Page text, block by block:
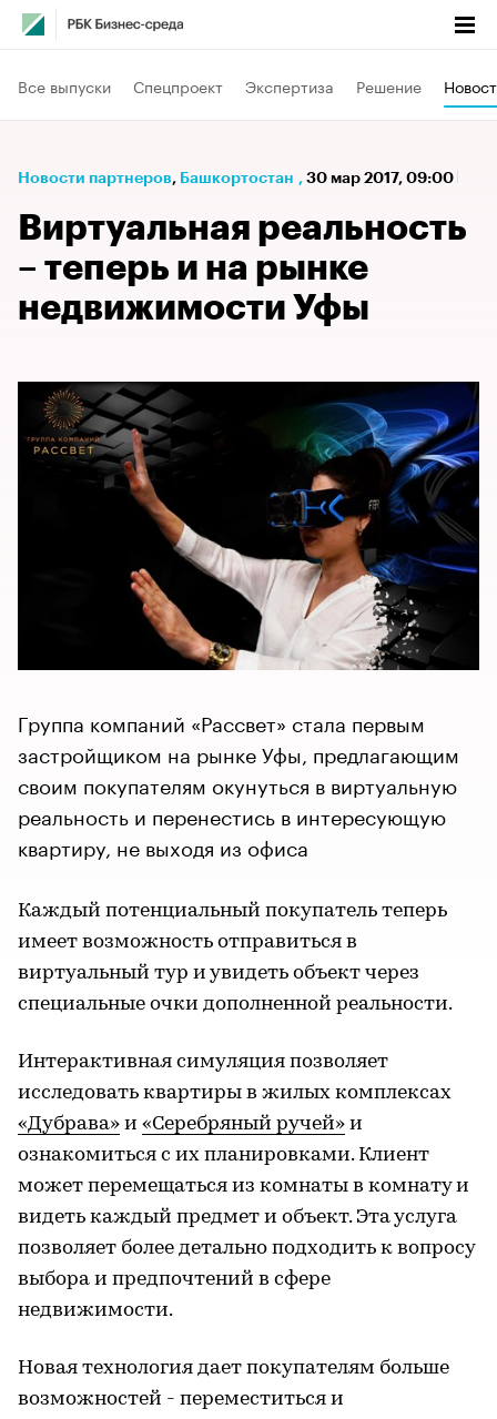
Все выпуски Спецпроект Экспертиза Решение
Новости партнеров⁠, Башкортостан , 30 мар 2017, 09:00
Виртуальная реальность
– теперь и на рынке
недвижимости Уфы
Группа компаний «Рассвет» стала первым
застройщиком на рынке Уфы, предлагающим
своим покупателям окунуться в виртуальную
реальность и перенестись в интересующую
квартиру, не выходя из офиса
Каждый потенциальный покупатель теперь
имеет возможность отправиться в
виртуальный тур и увидеть объект через
специальные очки дополненной реальности.
Интерактивная симуляция позволяет
исследовать квартиры в жилых комплексах
«Дубрава» и «Серебряный ручей» и
ознакомиться с их планировками. Клиент
может перемещаться из комнаты в комнату и
видеть каждый предмет и объект. Эта услуга
позволяет более детально подходить к вопросу
выбора и предпочтений в сфере
недвижимости.
Новая технология дает покупателям больше
возможностей - переместиться и